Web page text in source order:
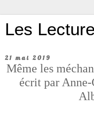
Les
21 mai 2019
Même les
écrit par